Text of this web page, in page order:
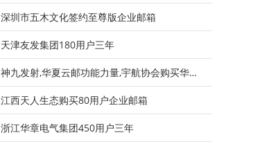
尊版
深圳市五木文化签约至尊版企业邮箱
天津友发集团180用户三年
神九发射,华夏云邮功能力量,宇航协会购买华夏
云邮企业邮箱
江西天人生态购买80用户企业邮箱
浙江华章电气集团450用户三年